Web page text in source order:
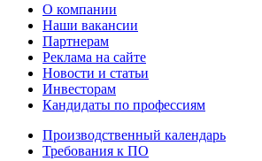
О компании
Наши вакансии
Партнерам
Реклама на сайте
Новости и статьи
Инвесторам
Кандидаты по профессиям
Производственный календарь
Требования к ПО